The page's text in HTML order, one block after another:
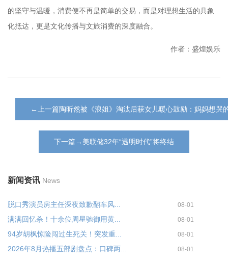
的坚守与温暖，消费便不再是简单的交易，而是对理想生活的具象
化抵达，更是文化传播与文旅消费的深度融合。
作者：盛煌娱乐
←上一篇陶昕然被《浪姐》淘汰后获女儿暖心鼓励：妈妈想哭
下一篇→美联储32年“透明时代”将终结
新闻资讯 News
脱口秀演员房主任深夜致歉翻车风... 08-01
满满回忆杀！十余位周星驰御用黄... 08-01
94岁胡枫惊险闯过生死关！突发重... 08-01
2026年8月热播五部剧盘点：口碑两... 08-01